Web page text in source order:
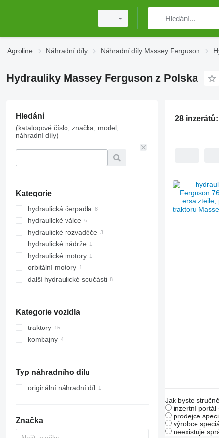
Agroline Náhradní díly Náhradní díly Massey Ferguson
Hydrauliky Massey Ferguson z Polska
Hledání
(katalogové číslo, značka, model,
náhradní díly)
Kategorie
hydraulická čerpadla
hydraulické válce
hydraulické rozvaděče
hydraulické nádrže
hydraulické motory
orbitální motory
další hydraulické součásti
Kategorie vozidla
traktory
kolové traktory
kombajny
Typ náhradního dílu
originální náhradní díl
Značka
28 inzerátů:
Jak byste
inzertní portál
prodejce
výrobce
neexistuje